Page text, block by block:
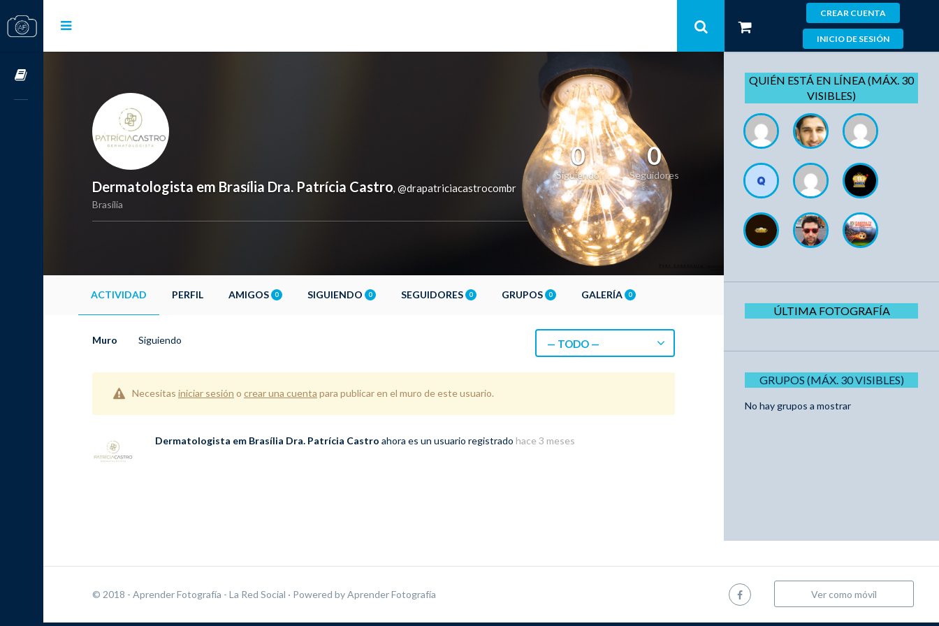
CREAR CUENTA
INICIO DE SESIÓN
Dermatologista em Brasília Dra. Patrícia Castro, @drapatriciacastrocombr
Brasília
0
Siguiendo
0
Seguidores
ACTIVIDAD PERFIL AMIGOS 0 SIGUIENDO 0 SEGUIDORES 0 GRUPOS 0 GALERÍA 0
Muro Siguiendo — TODO —
Necesitas iniciar sesión o crear una cuenta para publicar en el muro de este usuario.
Dermatologista em Brasília Dra. Patrícia Castro ahora es un usuario registrado hace 3 meses
QUIÉN ESTÁ EN LÍNEA (MÁX. 30
VISIBLES)
ÚLTIMA FOTOGRAFÍA
GRUPOS (MÁX. 30 VISIBLES)
No hay grupos a mostrar
© 2018 - Aprender Fotografía - La Red Social · Powered byAprender Fotografía